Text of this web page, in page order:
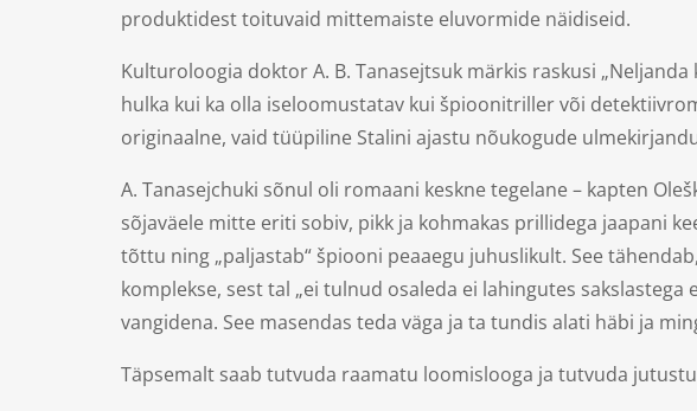
produktidest toituvaid mittemaiste eluvormide näidiseid.
Kulturoloogia doktor A. B. Tanasejtsuk märkis raskusi
hulka kui ka olla iseloomustatav kui špioonitriller või
originaalne, vaid tüüpiline Stalini ajastu nõukogude
A. Tanasejchuki sõnul oli romaani keskne tegelane – kapten
sõjaväele mitte eriti sobiv, pikk ja kohmakas prillidega jaapani
tõttu ning „paljastab“ špiooni peaaegu juhuslikult. See
komplekse, sest tal „ei tulnud osaleda ei lahingutes
vangidena. See masendas teda väga ja ta tundis alati häbi ja
Täpsemalt saab tutvuda raamatu loomislooga ja tutvuda